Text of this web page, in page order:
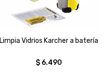
Limpia Vidrios Karcher a batería
$ 6.490